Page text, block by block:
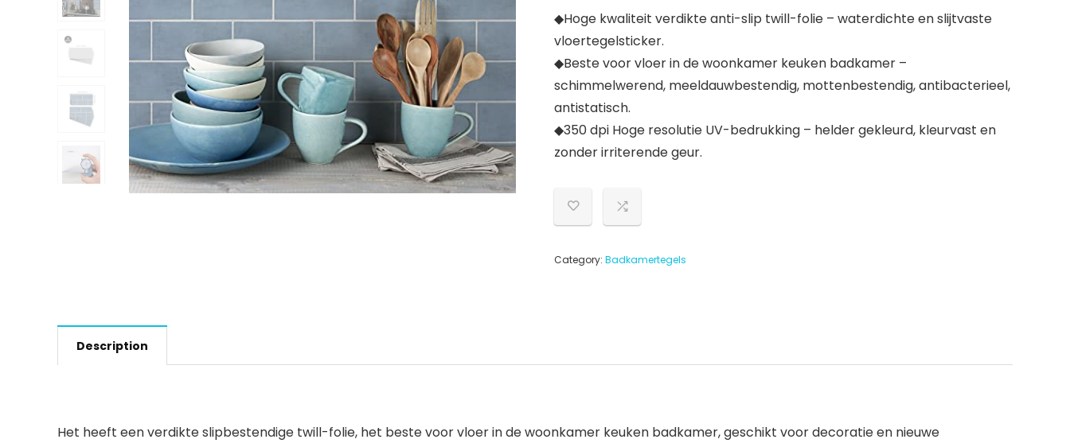
◆Hoge kwaliteit verdikte anti-slip twill-folie – waterdichte en slijtvaste
vloertegelsticker.
◆Beste voor vloer in de woonkamer keuken badkamer –
schimmelwerend, meeldauwbestendig, mottenbestendig, antibacterieel,
antistatisch.
◆350 dpi Hoge resolutie UV-bedrukking – helder gekleurd, kleurvast en
zonder irriterende geur.
Category: Badkamertegels
Description
Het heeft een verdikte slipbestendige twill-folie, het beste voor vloer in de woonkamer keuken badkamer, geschikt voor decoratie en nieuwe